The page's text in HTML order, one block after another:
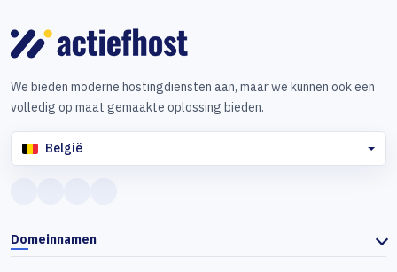
We bieden moderne hostingdiensten aan, maar we kunnen ook een
volledig op maat gemaakte oplossing bieden.
België
Domeinnamen